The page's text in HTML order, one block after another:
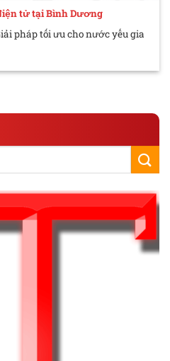
tử tại Bình Dương
pháp tối ưu cho nước yếu gia